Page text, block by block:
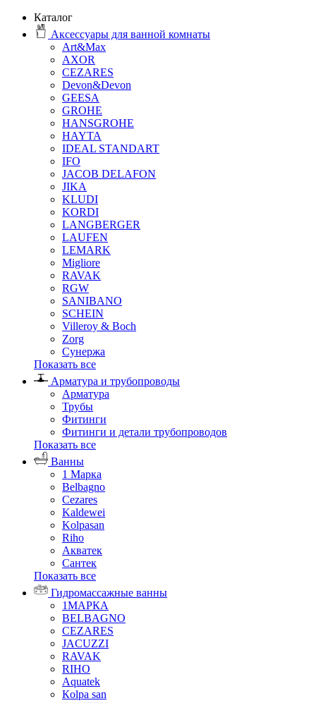
Каталог
Аксессуары для ванной комнаты
Art&Max
AXOR
CEZARES
Devon&Devon
GEESA
GROHE
HANSGROHE
HAYTA
IDEAL STANDART
IFO
JACOB DELAFON
JIKA
KLUDI
KORDI
LANGBERGER
LAUFEN
LEMARK
Migliore
RAVAK
RGW
SANIBANO
SCHEIN
Villeroy & Boch
Zorg
Сунержа
Показать все
Арматура и трубопроводы
Арматура
Трубы
Фитинги
Фитинги и детали трубопроводов
Показать все
Ванны
1 Марка
Belbagno
Cezares
Kaldewei
Kolpasan
Riho
Акватек
Сантек
Показать все
Гидромассажные ванны
1МАРКА
BELBAGNO
CEZARES
JACUZZI
RAVAK
RIHO
Аquatek
Кolpa san